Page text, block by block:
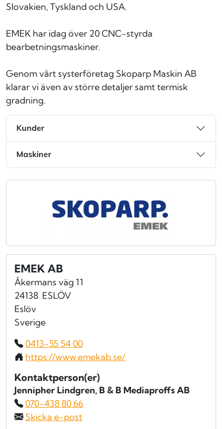
Slovakien, Tyskland och USA.
EMEK har idag över 20 CNC-styrda
bearbetningsmaskiner.
Genom vårt systerföretag Skoparp Maskin AB
klarar vi även av större detaljer samt termisk
gradning.
Kunder
Maskiner
EMEK AB
Åkermans väg 11
24138 ESLÖV
Eslöv
Sverige
0413-55 54 00
https://www.emekab.se/
Kontaktperson(er)
Jennipher Lindgren, B & B Mediaproffs AB
070-438 80 66
Skicka e-post